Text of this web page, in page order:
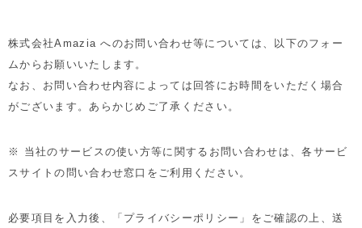
株式会社Amazia へのお問い合わせ等については、以下のフォー
ムからお願いいたします。
なお、お問い合わせ内容によっては回答にお時間をいただく場合
がございます。あらかじめご了承ください。
※ 当社のサービスの使い方等に関するお問い合わせは、各サービ
スサイトの問い合わせ窓口をご利用ください。
必要項目を入力後、「プライバシーポリシー」をご確認の上、送